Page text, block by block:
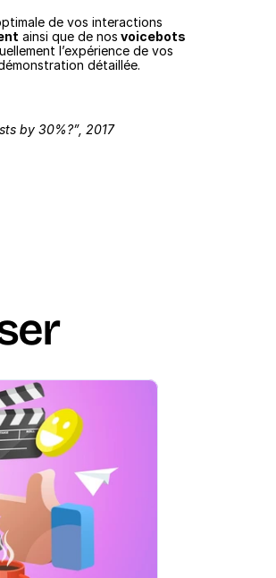
de vos interactions
ainsi que de nos voicebots
l’expérience de vos
détaillée.
by 30%?”, 2017